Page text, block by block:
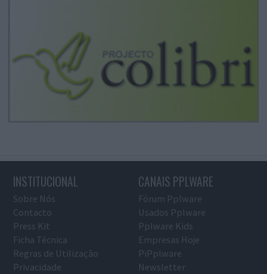
INSTITUCIONAL
Sobre Nós
Contacto
Press Kit
Ficha Técnica
Regras de Utilização
Privacidade
CANAIS PPLWARE
Fórum Pplware
Usados Pplware
Pplware Kids
Empresas Hoje
PiPplware
Newsletter